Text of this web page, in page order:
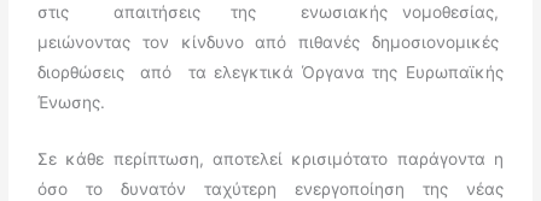
στις
απαιτήσεις της
ενωσιακής νομοθεσίας,
μειώνοντας
τον κίνδυνο από πιθανές
δημοσιονομικές
διορθώσεις
από
τα ελεγκτικά Όργανα της Ευρωπαϊκής
Ένωσης.
Σε κάθε περίπτωση, αποτελεί κρισιμότατο παράγοντα η
όσο το δυνατόν ταχύτερη ενεργοποίηση της νέας